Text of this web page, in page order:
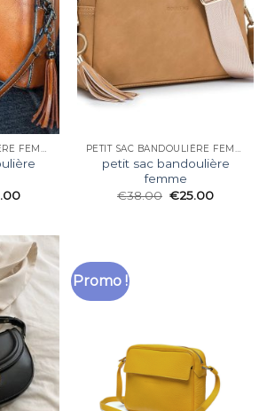
PETIT SAC BANDOULIÈRE FEMME PETIT SAC BANDOULIÈRE FEMME
petit sac bandoulière
femme
€38.00 €25.00
Promo !